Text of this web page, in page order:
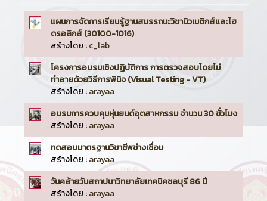
แผนการจัดการเรียนรู้ฐานสมรรถนะวิชานิวเมติกส์และไฮ
ดรอลิกส์ (30100-1016)
สร้างโดย :c_lab
โครงการอบรมเชิงปฏิบัติการ การตรวจสอบโดยไม่
ทำลายด้วยวิธีการพินิจ (Visual Testing - VT)
สร้างโดย :arayaa
อบรมการควบคุมหุ่นยนต์อุตสาหกรรม จำนวน 30 ชั่วโมง
สร้างโดย :arayaa
ทดสอบมาตรฐานวิชาชีพช่างเชื่อม
สร้างโดย :arayaa
วันคล้ายวันสถาปนาวิทยาลัยเทคนิคชลบุรี 86 ปี
สร้างโดย :arayaa